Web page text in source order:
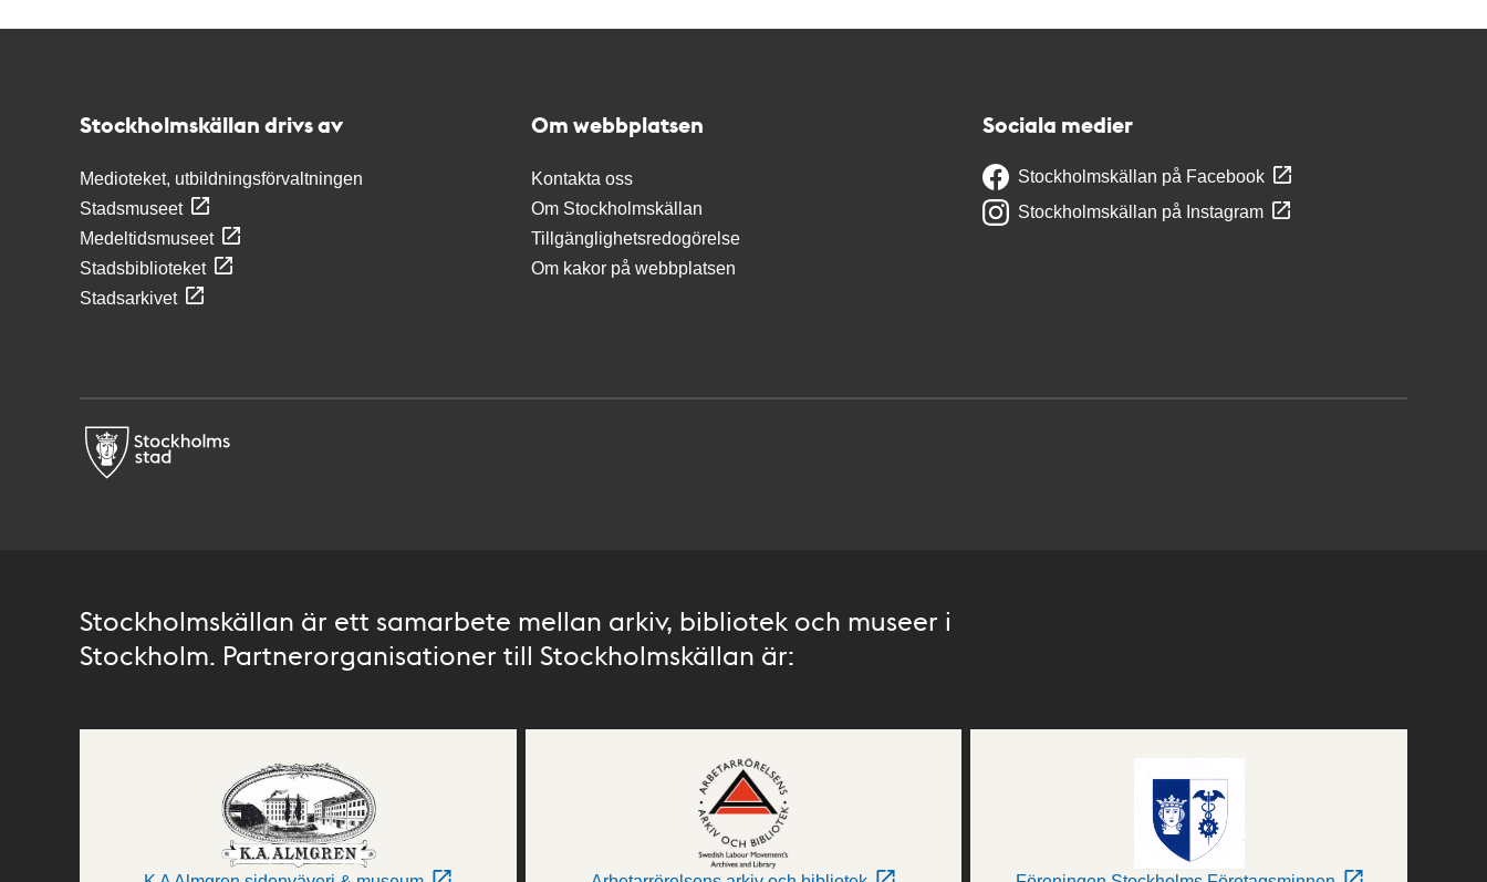
Stockholmskällan drivs av
Medioteket, utbildningsförvaltningen
Stadsmuseet
Medeltidsmuseet
Stadsbiblioteket
Stadsarkivet
Om webbplatsen
Kontakta oss
Om Stockholmskällan
Tillgänglighetsredogörelse
Om kakor på webbplatsen
Sociala medier
Stockholmskällan på Facebook
Stockholmskällan på Instagram
Stockholmskällan är ett samarbete mellan arkiv, bibliotek och museer i
Stockholm. Partnerorganisationer till Stockholmskällan är: